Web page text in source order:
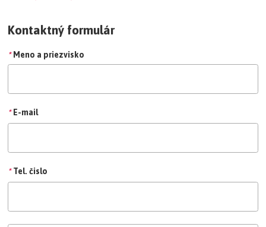
Kontaktný formulár
* Meno a priezvisko
* E-mail
* Tel. čislo